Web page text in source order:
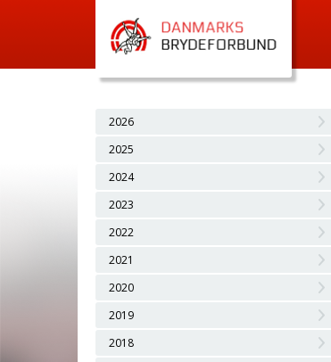
2026
2025
2024
2023
2022
2021
2020
2019
2018